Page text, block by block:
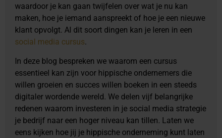
waardoor je kan gaan twijfelen over wat je nu kan
maken, hoe je iemand aanspreekt of hoe je een nieuwe
klant opvolgt. Al dit soort dingen kan je leren in een
social media cursus.
In deze blog bespreken we waarom een cursus
essentieel kan zijn voor hippische ondernemers die
willen groeien en succes willen boeken in een steeds
digitaler wordende wereld. We delen vijf belangrijke
redenen waarom investeren in je social media strategie
je bedrijf naar een hoger niveau kan tillen. Laten we
eens kijken hoe jij je hippische onderneming kunt laten